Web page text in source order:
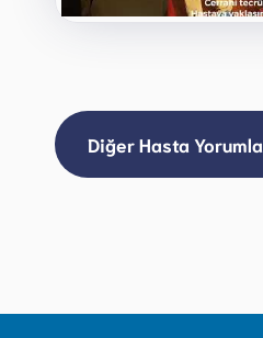
Diğer Hasta